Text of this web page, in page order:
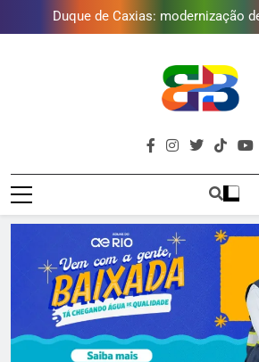
Golfe e fortalece projeto que atende
Duque de Caxias: modernização
tratamento reforça
Guanabara tem diversas opções
Lins em Nova Iguaçu neste
Japeri renova termo de concessão
Golfe e fortalece projeto que atende
Duque de Caxias: modernização
tratamento reforça
Guanabara tem diversas opções
presentear o seu pai. Descubra como
Gastro Samba reúne Nosso
Baixada